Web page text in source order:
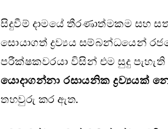
සිදුවීම් දාමයේ තීරණාත්මකම සහ
සොයාගත් ද්‍රව්‍යය සම්බන්ධයෙන්
පරීක්ෂකවරයා විසින් එම සුදු
යොදාගන්නා රසායනික ද්‍රව්‍යයක්
තහවුරු කර ඇත.